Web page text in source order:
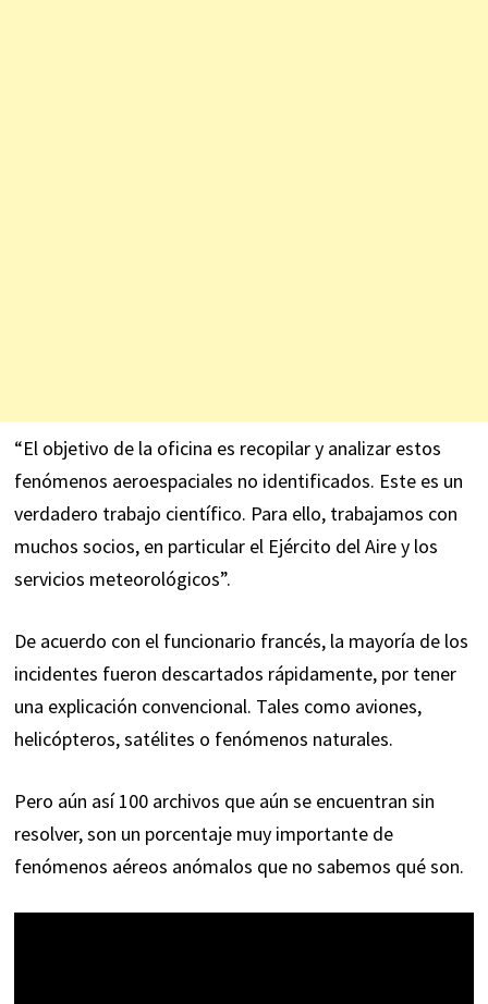
“El objetivo de la oficina es recopilar y analizar estos
fenómenos aeroespaciales no identificados. Este es un
verdadero trabajo científico. Para ello, trabajamos con
muchos socios, en particular el Ejército del Aire y los
servicios meteorológicos”.
De acuerdo con el funcionario francés, la mayoría de los
incidentes fueron descartados rápidamente, por tener
una explicación convencional. Tales como aviones,
helicópteros, satélites o fenómenos naturales.
Pero aún así 100 archivos que aún se encuentran sin
resolver, son un porcentaje muy importante de
fenómenos aéreos anómalos que no sabemos qué son.